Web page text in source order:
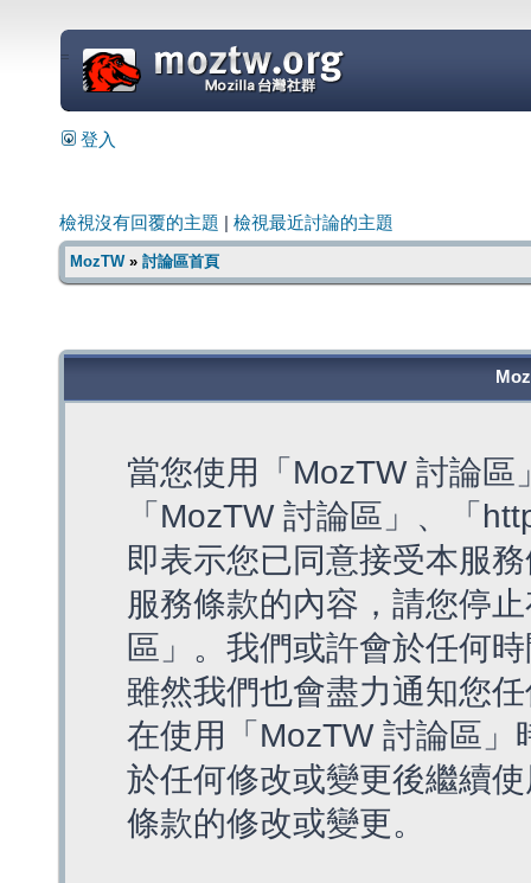
=
登入
檢視沒有回覆的主題 檢視最近討論的主題
MozTW» 討論區首頁
當您使用「MozTW 討論
「MozTW 討論區」、「
即表示您已同意接受本服
服務條款的內容，請您停
區」。我們或許會於任何
雖然我們也會盡力通知您
在使用「MozTW 討論區
於任何修改或變更後繼續
條款的修改或變更。